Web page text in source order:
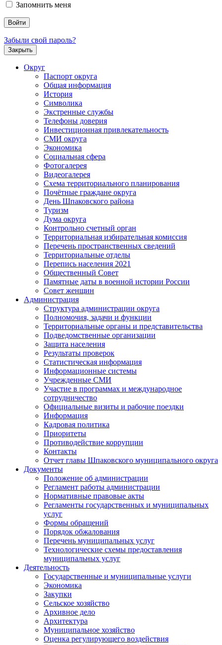
Запомнить меня
Забыли свой пароль?
Закрыть
Округ
Паспорт округа
Общая информация
История
Символика
Экстренные службы
Телефоны доверия
Инвестиционная привлекательность
СМИ округа
Экономика
Социальная сфера
Фотогалерея
Видеогалерея
Схема территориального планирования
Почётные граждане округа
День Шпаковского района
Туризм
Дума округа
Контрольно счетный орган
Территориальная избирательная комиссия
Перечень пространственных сведений
Территориальные отделы
Перепись населения 2021
Общественный Совет
Памятные даты в военной истории России
Совет женщин
Администрация
Структура администрации округа
Полномочия, задачи и функции
Территориальные органы и представительства
Подведомственные организации
Защита населения
Результаты проверок
Статистическая информация
Информационные системы
Учрежденные СМИ
Участие в программах и международное
сотрудничество
Официальные визиты и рабочие поездки
Информация
Кадровая политика
Приоритеты
Противодействие коррупции
Контакты
Отчет главы Шпаковского муниципального округа
Документы
Положение об администрации
Регламент работы администрации
Нормативные правовые акты
Регламенты государственных и муниципальных
услуг
Формы обращений
Порядок обжалования
Перечень муниципальных услуг
Технологические схемы предоставления
муниципальных услуг
Деятельность
Государственные и муниципальные услуги
Экономика
Закупки
Сельское хозяйство
Архивное дело
Архитектура
Муниципальное хозяйство
Оценка регулирующего воздействия